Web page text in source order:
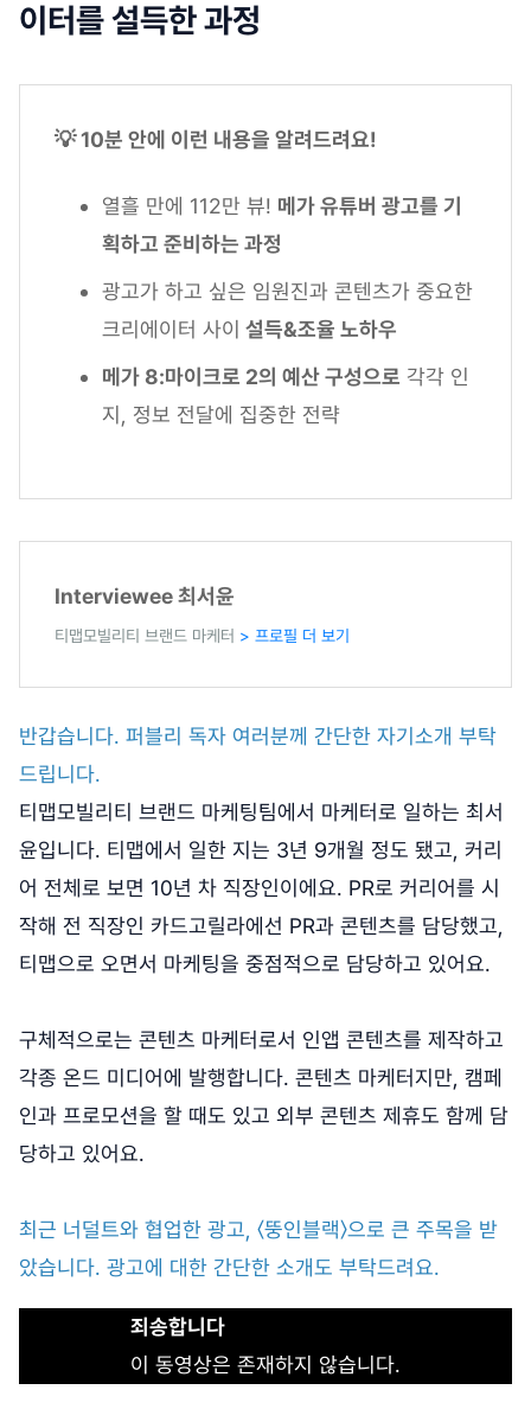
이터를 설득한 과정
💡 10분 안에 이런 내용을 알려드려요!
열흘 만에 112만 뷰! 메가 유튜버 광고를 기
획하고 준비하는 과정
광고가 하고 싶은 임원진과 콘텐츠가 중요한
크리에이터 사이 설득&조율 노하우
메가 8:마이크로 2의 예산 구성으로 각각 인
지, 정보 전달에 집중한 전략
Interviewee 최서윤
티맵모빌리티 브랜드 마케터 > 프로필 더 보기
반갑습니다. 퍼블리 독자 여러분께 간단한 자기소개 부탁
드립니다.
티맵모빌리티 브랜드 마케팅팀에서 마케터로 일하는 최서
윤입니다. 티맵에서 일한 지는 3년 9개월 정도 됐고, 커리
어 전체로 보면 10년 차 직장인이에요. PR로 커리어를 시
작해 전 직장인 카드고릴라에선 PR과 콘텐츠를 담당했고,
티맵으로 오면서 마케팅을 중점적으로 담당하고 있어요.
구체적으로는 콘텐츠 마케터로서 인앱 콘텐츠를 제작하고
각종 온드 미디어에 발행합니다. 콘텐츠 마케터지만, 캠페
인과 프로모션을 할 때도 있고 외부 콘텐츠 제휴도 함께 담
당하고 있어요.
최근 너덜트와 협업한 광고, 〈뚱인블랙〉으로 큰 주목을 받
았습니다. 광고에 대한 간단한 소개도 부탁드려요.
죄송합니다
이 동영상은 존재하지 않습니다.